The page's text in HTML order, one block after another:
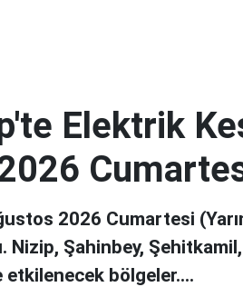
Elektrik
2026 Cumartesi
Şahinbey,
bölgeler....